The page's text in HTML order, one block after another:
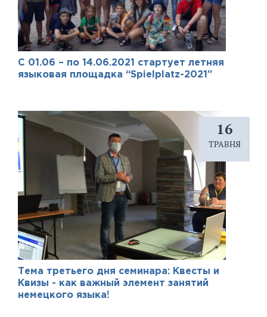
С 01.06 – по 14.06.2021 стартует летняя
языковая площадка “Spielplatz-2021”
16
ТРАВНЯ
Тема третьего дня семинара: Квесты и
Квизы - как важный элемент занятий
немецкого языка!